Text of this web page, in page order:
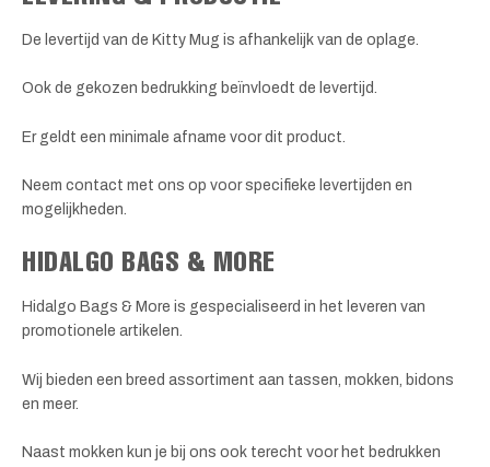
De levertijd van de Kitty Mug is afhankelijk van de oplage.
Ook de gekozen bedrukking beïnvloedt de levertijd.
Er geldt een minimale afname voor dit product.
Neem contact met ons op voor specifieke levertijden en
mogelijkheden.
HIDALGO BAGS & MORE
Hidalgo Bags & More is gespecialiseerd in het leveren van
promotionele artikelen.
Wij bieden een breed assortiment aan tassen, mokken, bidons
en meer.
Naast mokken kun je bij ons ook terecht voor het bedrukken